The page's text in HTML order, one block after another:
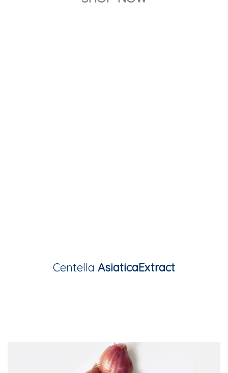
Centella AsiaticaExtract
Title Text on hover